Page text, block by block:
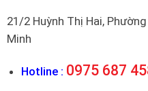
21/2 Huỳnh Thị Hai,
Minh
Hotline : 0975 687